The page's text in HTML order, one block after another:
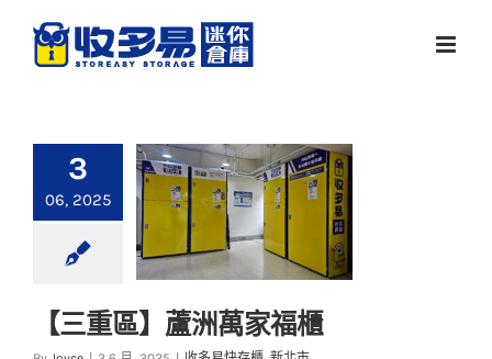
3
06, 2025
【三重區】蘆洲萬家
【三重區】蘆洲萬家福櫃